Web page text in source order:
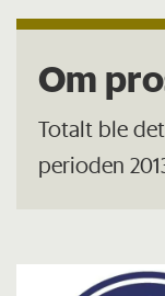
Om
Totalt ble
perioden
og
meter